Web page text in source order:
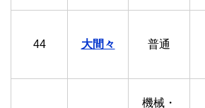
44 大間々 普通
機械・